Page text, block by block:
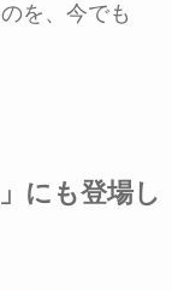
を、今でも
にも登場し